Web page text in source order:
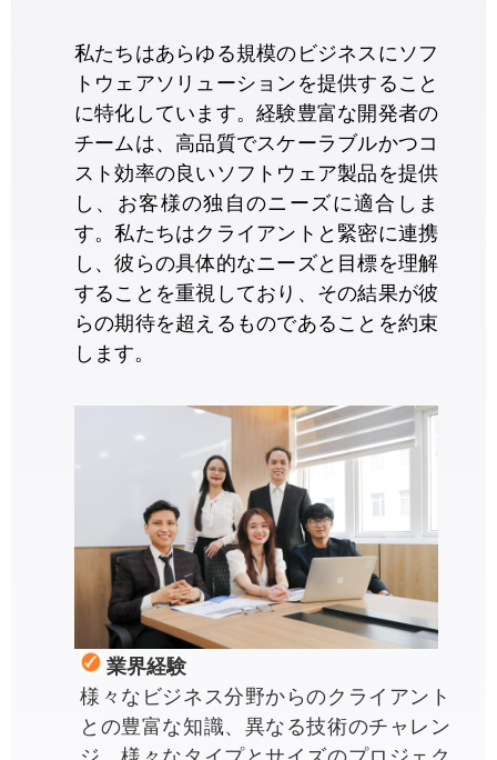
私たちはあらゆる規模のビジネスにソフ
トウェアソリューションを提供すること
に特化しています。経験豊富な開発者の
チームは、高品質でスケーラブルかつコ
スト効率の良いソフトウェア製品を提供
し、お客様の独自のニーズに適合しま
す。私たちはクライアントと緊密に連携
し、彼らの具体的なニーズと目標を理解
することを重視しており、その結果が彼
らの期待を超えるものであることを約束
します。
業界経験
様々なビジネス分野からのクライアント
との豊富な知識、異なる技術のチャレン